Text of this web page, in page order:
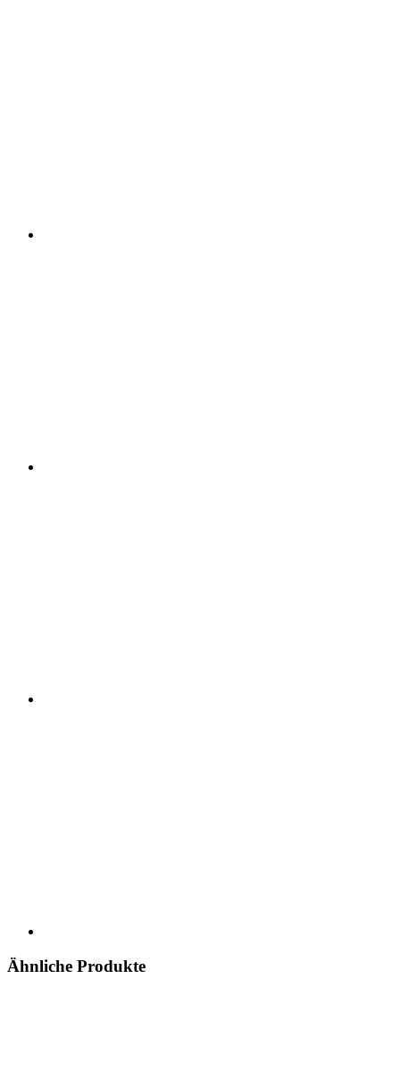
Ähnliche Produkte